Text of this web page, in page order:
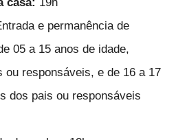
casa: 19h
e permanência de
05 a 15 anos de idade,
ou responsáveis, e de 16 a 17
dos pais ou responsáveis